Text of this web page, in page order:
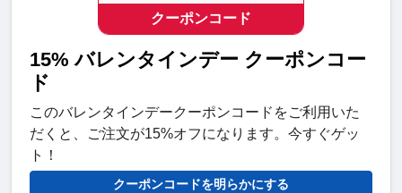
クーポンコード
15% バレンタインデー クーポンコー
ド
このバレンタインデークーポンコードをご利用いた
だくと、ご注文が15%オフになります。今すぐゲッ
ト！
クーポンコードを明らかにする